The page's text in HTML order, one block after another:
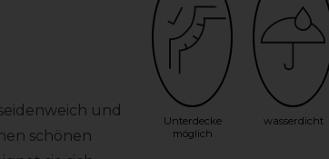
und
schönen
Unterdecke
möglich
wasserdicht